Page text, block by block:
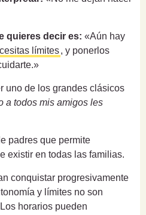
quieres decir es: «Aún hay
límites, y ponerlos
uno de los grandes clásicos
a todos mis amigos les
padres que permite
existir en todas las familias.
conquistar progresivamente
y límites no son
horarios pueden